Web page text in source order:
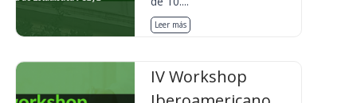
Leer más
IV Workshop